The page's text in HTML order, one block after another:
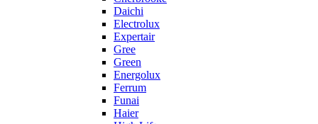
Daichi
Electrolux
Expertair
Gree
Green
Energolux
Ferrum
Funai
Haier